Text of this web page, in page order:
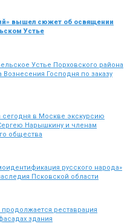
вышел сюжет об освящении
Устье
Устье Порховского района
Господня по заказу
сегодня в Москве экскурсию
Нарышкину и членам
общества
русского народа»
Псковской области
реставрация
здания